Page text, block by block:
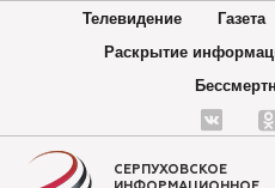
Телевидение Газета
Раскрытие
СЕРПУХОВСКОЕ